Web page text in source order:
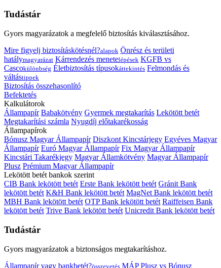
Tudástár
Gyors magyarázatok a megfelelő biztosítás kiválasztásához.
Mire figyelj biztosításkötésnél?alapok Önrész és területi
hatálymagyarázat Kárrendezés menetelépések KGFB vs
Cascokülönbség Életbiztosítás típusokáttekintés Felmondás és
váltástippek
Biztosítás összehasonlító
Befektetés
Kalkulátorok
Állampapír Babakötvény Gyermek megtakarítás Lekötött betét
Megtakarítási számla Nyugdíj előtakarékosság
Állampapírok
Bónusz Magyar Állampapír Diszkont Kincstárjegy Egyéves Magyar
Állampapír Euró Magyar Állampapír Fix Magyar Állampapír
Kincstári Takarékjegy Magyar Államkötvény Magyar Állampapír
Plusz Prémium Magyar Állampapír
Lekötött betét bankok szerint
CIB Bank lekötött betét Erste Bank lekötött betét Gránit Bank
lekötött betét K&H Bank lekötött betét MagNet Bank lekötött betét
MBH Bank lekötött betét OTP Bank lekötött betét Raiffeisen Bank
lekötött betét Trive Bank lekötött betét Unicredit Bank lekötött betét
Tudástár
Gyors magyarázatok a biztonságos megtakarításhoz.
Állampapír vagy bankbetét?összevetés MÁP Plusz vs Bónusz